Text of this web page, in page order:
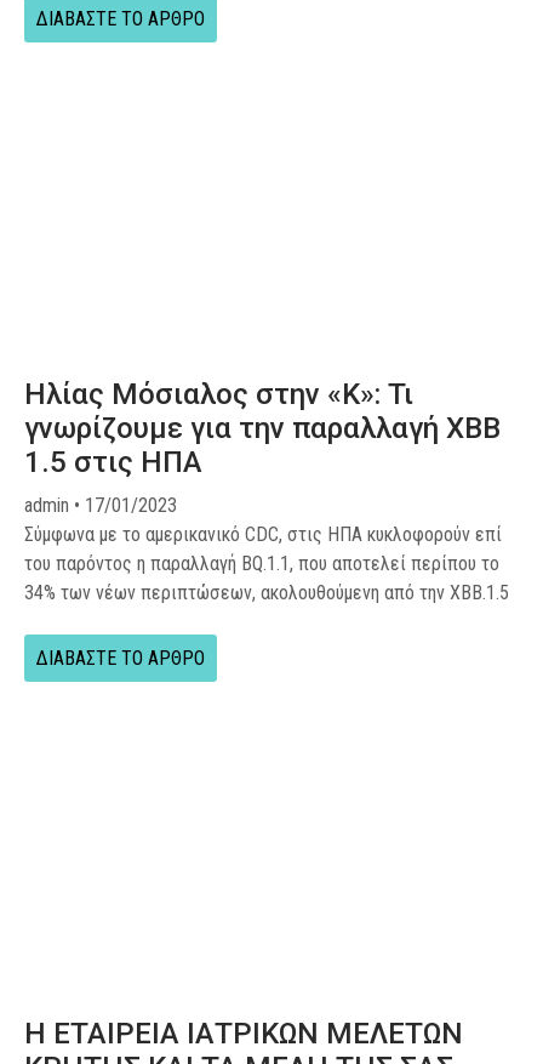
ΔΙΑΒΑΣΤΕ ΤΟ ΑΡΘΡΟ
Ηλίας Μόσιαλος στην «Κ»: Τι
γνωρίζουμε για την παραλλαγή XBB
1.5 στις ΗΠΑ
admin
17/01/2023
Σύμφωνα με τo αμερικανικό CDC, στις ΗΠΑ κυκλοφορούν επί
του παρόντος η παραλλαγή BQ.1.1, που αποτελεί περίπου το
34% των νέων περιπτώσεων, ακολουθούμενη από την XBB.1.5
ΔΙΑΒΑΣΤΕ ΤΟ ΑΡΘΡΟ
Η ΕΤΑΙΡΕΙΑ ΙΑΤΡΙΚΩΝ ΜΕΛΕΤΩΝ